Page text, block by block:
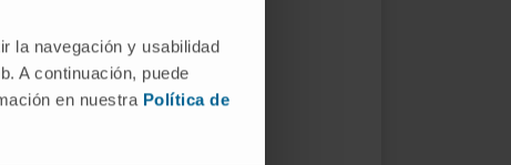
la navegación y usabilidad
A continuación, puede
en nuestra Política de